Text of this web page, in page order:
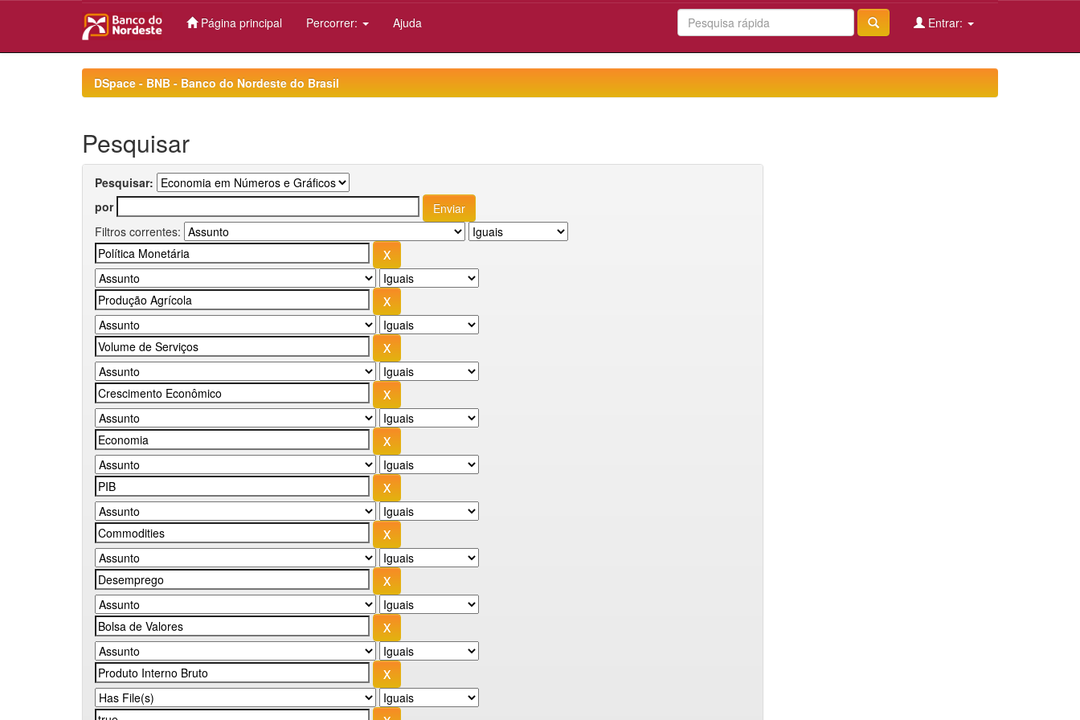
Página principal Percorrer: Ajuda Entrar:
DSpace - BNB - Banco do Nordeste do Brasil
Pesquisar
Pesquisar:
por
Filtros correntes: